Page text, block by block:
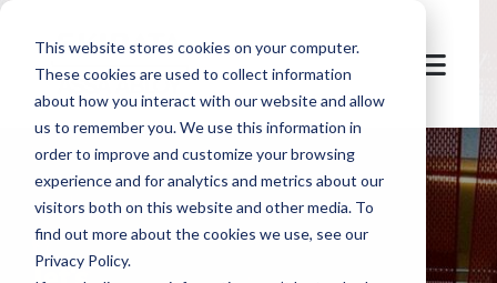
This website stores cookies on your computer.
These cookies are used to collect information
about how you interact with our website and allow
us to remember you. We use this information in
order to improve and customize your browsing
experience and for analytics and metrics about our
visitors both on this website and other media. To
find out more about the cookies we use, see our
Privacy Policy.